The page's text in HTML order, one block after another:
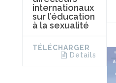
internationaux
sur l’éducation
à la sexualité
TÉLÉCHARGER
Details